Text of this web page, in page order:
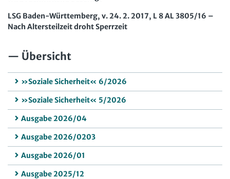
LSG Baden-Württemberg, v. 24. 2. 2017, L 8 AL 3805/16 –
Nach Altersteilzeit droht Sperrzeit
Übersicht
»Soziale Sicherheit« 6/2026
»Soziale Sicherheit« 5/2026
Ausgabe 2026/04
Ausgabe 2026/0203
Ausgabe 2026/01
Ausgabe 2025/12